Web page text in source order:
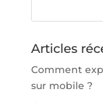
Articles
Comment
sur mobile ?